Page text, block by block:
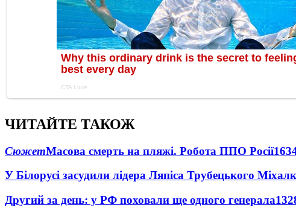
ЧИТАЙТЕ ТАКОЖ
СюжетМасова смерть на пляжі. Робота ППО Росії
У Білорусі засудили лідера Ляпіса Трубецького
Другий за день: у РФ поховали ще одного генерала